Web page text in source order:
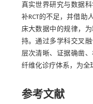
真实世界研究与数据
补RCT的不足，并借助
床大数据中的规律，
持。通过多学科交叉
层次清晰、证据确凿
纤维化诊疗体系，为全
参考文献